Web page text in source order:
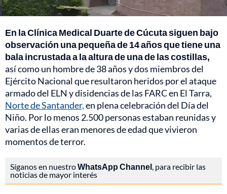
En la Clínica Medical Duarte de Cúcuta siguen bajo
observación una pequeña de 14 años que tiene una
bala incrustada a la altura de una de las costillas,
así como un hombre de 38 años y dos miembros del
Ejército Nacional que resultaron heridos por el ataque
armado del ELN y disidencias de las FARC en El Tarra,
Norte de Santander,en plena celebración del Día del
Niño. Por lo menos 2.500 personas estaban reunidas y
varias de ellas eran menores de edad que vivieron
momentos de terror.
Síganos en nuestroWhatsApp Channel , para recibir las
noticias de mayor interés